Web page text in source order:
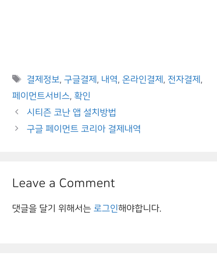
Tags
결제정보,구글결제 , 내역,온라인결제 , 전자결제 ,
페이먼트서비스, 확인
시티즌 코난 앱 설치방법
구글 페이먼트 코리아 결제내역
Leave a Comment
댓글을 달기 위해서는 로그인해야합니다.